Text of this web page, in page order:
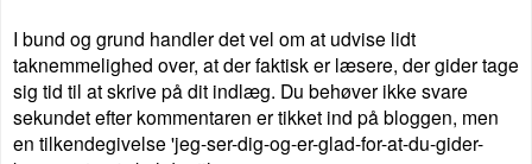
I bund og grund handler det vel om at udvise lidt
taknemmelighed over, at der faktisk er læsere, der gider tage
sig tid til at skrive på dit indlæg. Du behøver ikke svare
sekundet efter kommentaren er tikket ind på bloggen, men
en tilkendegivelse 'jeg-ser-dig-og-er-glad-for-at-du-gider-